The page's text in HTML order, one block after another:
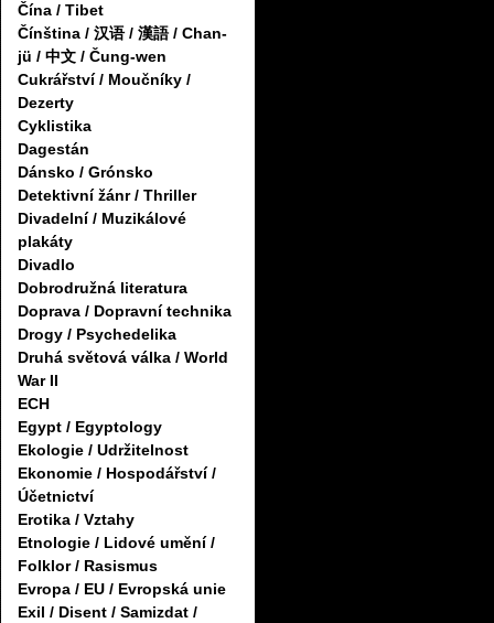
Čína / Tibet
Čínština / 汉语 / 漢語 / Chan-
jü / 中文 / Čung-wen
Cukrářství / Moučníky /
Dezerty
Cyklistika
Dagestán
Dánsko / Grónsko
Detektivní žánr / Thriller
Divadelní / Muzikálové
plakáty
Divadlo
Dobrodružná literatura
Doprava / Dopravní technika
Drogy / Psychedelika
Druhá světová válka / World
War II
ECH
Egypt / Egyptology
Ekologie / Udržitelnost
Ekonomie / Hospodářství /
Účetnictví
Erotika / Vztahy
Etnologie / Lidové umění /
Folklor / Rasismus
Evropa / EU / Evropská unie
Exil / Disent / Samizdat /